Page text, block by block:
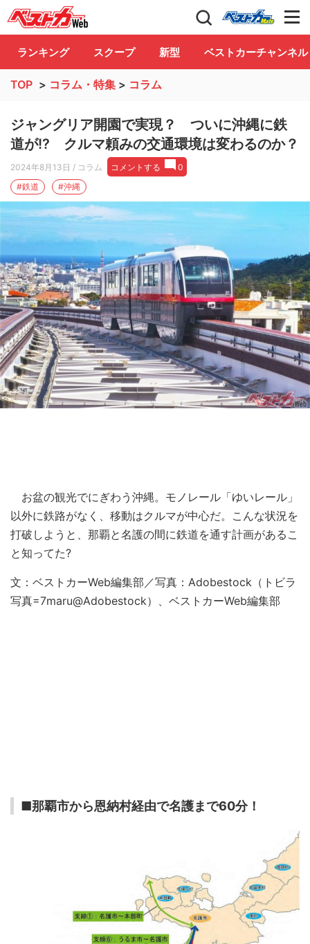
自動車情報誌「ベストカー」 Club
ランキング スクープ 新型 ベストカーチャンネル
TOP > コラム・特集 > コラム
ジャングリア開園で実現？ ついに沖縄に鉄
道が!? クルマ頼みの交通環境は変わるのか？
2024年8月13日 / コラム コメントする
0
#鉄道
#沖縄
お盆の観光でにぎわう沖縄。モノレール「ゆいレール」
以外に鉄路がなく、移動はクルマが中心だ。こんな状況を
打破しようと、那覇と名護の間に鉄道を通す計画があるこ
と知ってた?
文：ベストカーWeb編集部／写真：Adobestock（トビラ
写真=7maru@Adobestock）、ベストカーWeb編集部
■那覇市から恩納村経由で名護まで60分！